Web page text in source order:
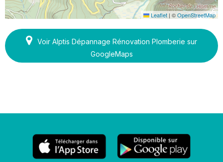
Leaflet | ©OpenStreetMap
Voir Alptis Dépannage Rénovation Plomberie sur
GoogleMaps